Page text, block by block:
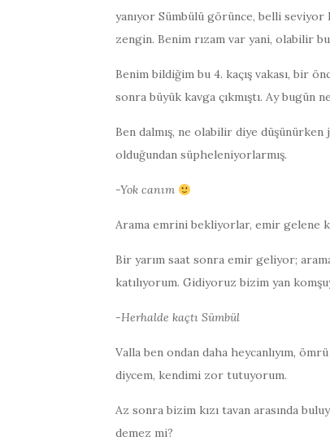
yanıyor Sümbülü görünce, belli seviyor
zengin. Benim rızam var yani, olabilir
Benim bildiğim bu 4. kaçış vakası, bir
sonra büyük kavga çıkmıştı. Ay bugün
Ben dalmış, ne olabilir diye
olduğundan süpheleniyorlarmış.
-Yok canım
Arama emrini bekliyorlar, emir gelene
Bir yarım saat sonra emir geliyor;
katılıyorum. Gidiyoruz bizim yan
-Herhalde kaçtı Sümbül
Valla ben ondan daha heycanlıyım,
diycem, kendimi zor tutuyorum.
Az sonra bizim kızı tavan arasında
demez mi?